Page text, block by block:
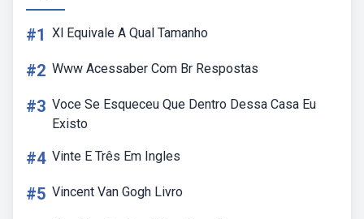
#1 Xl Equivale A Qual Tamanho
#2 Www Acessaber Com Br Respostas
#3 Voce Se Esqueceu Que Dentro Dessa Casa Eu
Existo
#4 Vinte E Três Em Ingles
#5 Vincent Van Gogh Livro